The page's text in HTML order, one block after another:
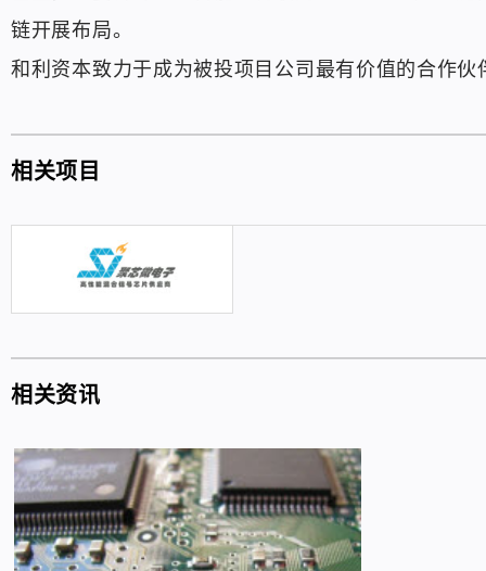
链开展布局。
和利资本致力于成为被投项目公司最有价值的合作
相关项目
相关资讯